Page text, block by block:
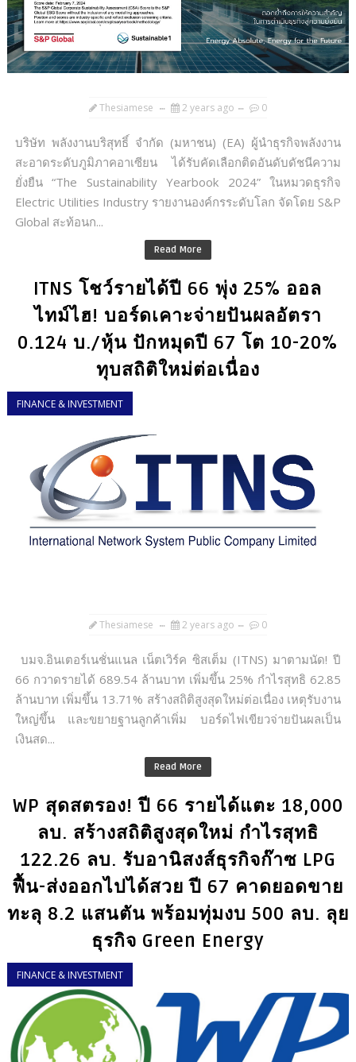
Thesiamese 2 years ago 0
บริษัท พลังงานบริสุทธิ์ จำกัด (มหาชน) (EA) ผู้นำธุรกิจพลังงาน
สะอาดระดับภูมิภาคอาเซียน ได้รับคัดเลือกติดอันดับดัชนีความ
ยั่งยืน “The Sustainability Yearbook 2024” ในหมวดธุรกิจ
Electric Utilities Industry รายงานองค์กรระดับโลก จัดโดย S&P
Global สะท้อนก...
Read More
ITNS โชว์รายได้ปี 66 พุ่ง 25% ออล
ไทม์ไฮ! บอร์ดเคาะจ่ายปันผลอัตรา
0.124 บ./หุ้น ปักหมุดปี 67 โต 10-20%
ทุบสถิติใหม่ต่อเนื่อง
FINANCE & INVESTMENT
Thesiamese 2 years ago 0
บมจ.อินเตอร์เนชั่นแนล เน็ตเวิร์ค ซิสเต็ม (ITNS) มาตามนัด! ปี
66 กวาดรายได้ 689.54 ล้านบาท เพิ่มขึ้น 25% กำไรสุทธิ 62.85
ล้านบาท เพิ่มขึ้น 13.71% สร้างสถิติสูงสุดใหม่ต่อเนื่อง เหตุรับงาน
ใหญ่ขึ้น และขยายฐานลูกค้าเพิ่ม บอร์ดไฟเขียวจ่ายปันผลเป็น
เงินสด...
Read More
WP สุดสตรอง! ปี 66 รายได้แตะ 18,000
ลบ. สร้างสถิติสูงสุดใหม่ กำไรสุทธิ
122.26 ลบ. รับอานิสงส์ธุรกิจก๊าซ LPG
ฟื้น-ส่งออกไปได้สวย ปี 67 คาดยอดขาย
ทะลุ 8.2 แสนตัน พร้อมทุ่มงบ 500 ลบ. ลุย
ธุรกิจ Green Energy
FINANCE & INVESTMENT